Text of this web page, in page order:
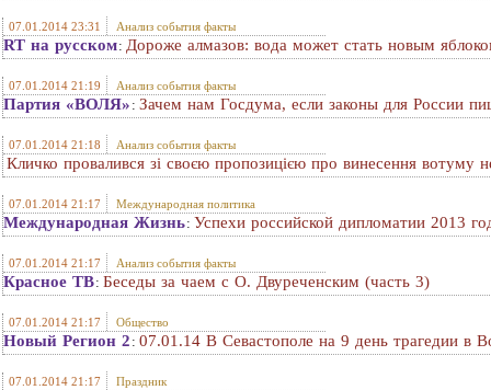
07.01.2014 23:31 Анализ события факты
RT на русском: Дороже алмазов: вода может стать новым
07.01.2014 21:19 Анализ события факты
Партия «ВОЛЯ» : Зачем нам Госдума, если законы для России
07.01.2014 21:18 Анализ события факты
Кличко провалився зі своєю пропозицією про винесення вотуму
07.01.2014 21:17 Международная политика
Международная Жизнь: Успехи российской дипломатии 2013
07.01.2014 21:17 Анализ события факты
Красное ТВ: Беседы за чаем с О. Двуреченским (часть 3)
07.01.2014 21:17 Общество
Новый Регион 2 : 07.01.14 В Севастополе на 9 день трагедии в
07.01.2014 21:17 Праздник